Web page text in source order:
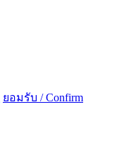
ยอมรับ / Confirm